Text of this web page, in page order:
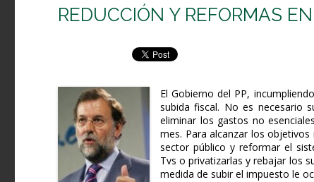
REDUCCIÓN Y REFORMAS
El Gobierno del PP,
subida fiscal. No es necesario
eliminar los gastos no
mes. Para alcanzar los
sector público y reformar el
Tvs o privatizarlas y rebajar los
medida de subir el impuesto le